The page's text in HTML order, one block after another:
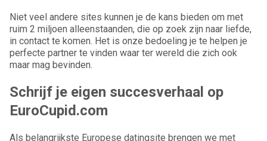
Niet veel andere sites kunnen je de kans bieden om met
ruim 2 miljoen alleenstaanden, die op zoek zijn naar liefde,
in contact te komen. Het is onze bedoeling je te helpen je
perfecte partner te vinden waar ter wereld die zich ook
maar mag bevinden.
Schrijf je eigen succesverhaal op
EuroCupid.com
Als belangrijkste Europese datingsite brengen we met